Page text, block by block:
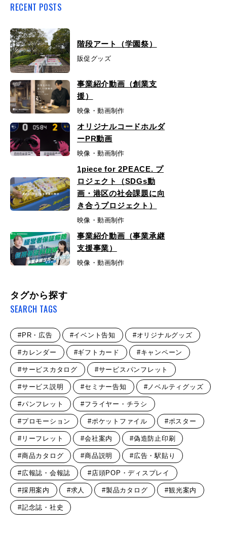
RECENT POSTS
階段アート（学園祭）
販促グッズ
事業紹介動画（創業支
援）
映像・動画制作
オリジナルコードホルダ
ーPR動画
映像・動画制作
1piece for 2PEACE. プ
ロジェクト（SDGs動
画・港区の社会課題に向
き合うプロジェクト）
映像・動画制作
事業紹介動画（事業承継
支援事業）
映像・動画制作
タグから探す
SEARCH TAGS
#PR・広告 #イベント告知 #オリジナルグッズ
#カレンダー #ギフトカード #キャンペーン
#サービスカタログ #サービスパンフレット
#サービス説明 #セミナー告知 #ノベルティグッズ
#パンフレット #フライヤー・チラシ
#プロモーション #ポケットファイル #ポスター
#リーフレット #会社案内 #偽造防止印刷
#商品カタログ #商品説明 #広告・駅貼り
#広報誌・会報誌 #店頭POP・ディスプレイ
#採用案内 #求人 #製品カタログ #観光案内
#記念誌・社史